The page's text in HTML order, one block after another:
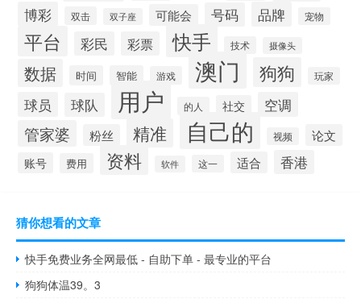
博彩 双击 双子座 可能会 号码 品牌 宠物
平台 彩民 彩票 快手 技术 摄像头
数据 时间 智能 游戏 澳门 狗狗 玩家
球员 球队 用户 的人 社交 空调
管家婆 粉丝 精准 自己的 视频 论文
账号 费用 资料 软件 这一 适合 香港
猜你想看的文章
快手免费业务全网最低 - 自助下单 - 最专业的平台
狗狗体温39。3